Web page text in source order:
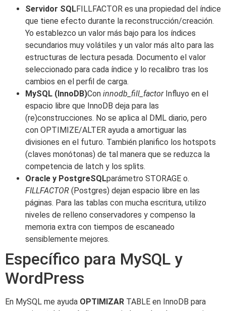
Servidor SQLFILLFACTOR es una propiedad del índice
que tiene efecto durante la reconstrucción/creación.
Yo establezco un valor más bajo para los índices
secundarios muy volátiles y un valor más alto para las
estructuras de lectura pesada. Documento el valor
seleccionado para cada índice y lo recalibro tras los
cambios en el perfil de carga.
MySQL (InnoDB)Con innodb_fill_factorInfluyo en el
espacio libre que InnoDB deja para las
(re)construcciones. No se aplica al DML diario, pero
con OPTIMIZE/ALTER ayuda a amortiguar las
divisiones en el futuro. También planifico los hotspots
(claves monótonas) de tal manera que se reduzca la
competencia de latch y los splits.
Oracle y PostgreSQLparámetro STORAGE o.
FILLFACTOR (Postgres) dejan espacio libre en las
páginas. Para las tablas con mucha escritura, utilizo
niveles de relleno conservadores y compenso la
memoria extra con tiempos de escaneado
sensiblemente mejores.
Específico para MySQL y
WordPress
En MySQL me ayuda OPTIMIZAR TABLE en InnoDB para